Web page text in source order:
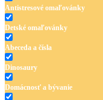
Antistresové omaľovánky
Detské omaľovánky
Abeceda a čísla
Dinosaury
Domácnosť a bývanie
Antistresové
Domácnosť
Doprava